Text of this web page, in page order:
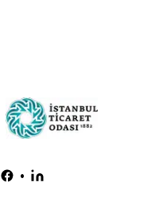
•